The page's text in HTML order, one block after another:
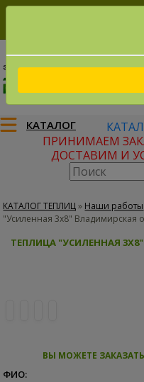
КАТАЛОГ
ПРИНИМАЕМ
ДОСТАВИМ И
КАТАЛОГ ТЕПЛИЦ» Наши работы
"Усиленная 3х8" Владимирская
ТЕПЛИЦА "УСИЛЕННАЯ
ВЫ МОЖЕТЕ
ФИО: